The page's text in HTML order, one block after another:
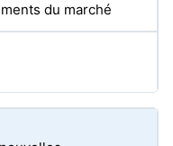
du marché